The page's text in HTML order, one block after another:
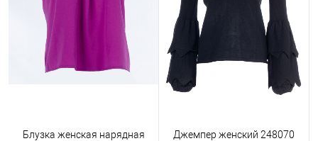
Блузка женская нарядная
Джемпер женский 248070